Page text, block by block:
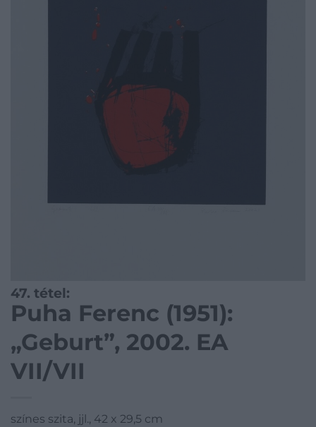
47. tétel:
Puha Ferenc (1951):
„Geburt”, 2002. EA
VII/VII
színes szita, jjl., 42 x 29,5 cm